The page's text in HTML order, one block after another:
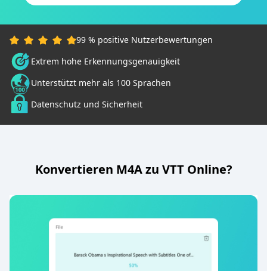
99 % positive Nutzerbewertungen
Extrem hohe Erkennungsgenauigkeit
Unterstützt mehr als 100 Sprachen
Datenschutz und Sicherheit
Konvertieren M4A zu VTT Online?